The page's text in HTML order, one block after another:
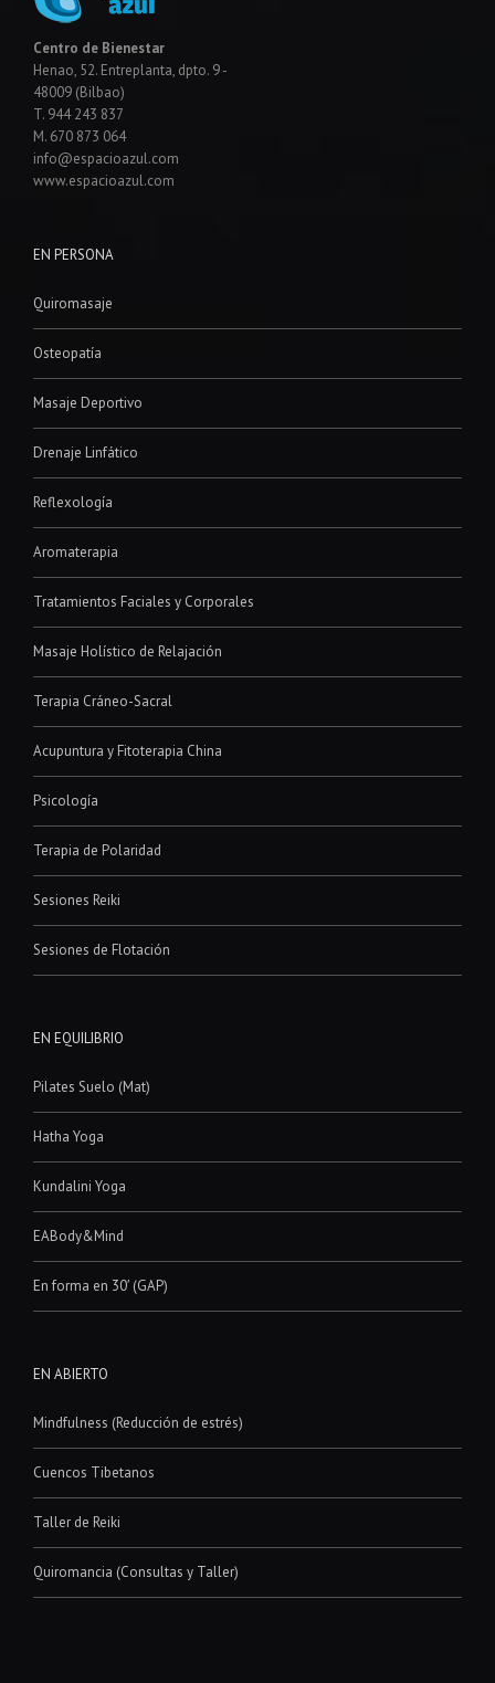
Centro de Bienestar
Henao, 52. Entreplanta, dpto. 9 -
48009 (Bilbao)
T. 944 243 837
M. 670 873 064
info@espacioazul.com
www.espacioazul.com
EN PERSONA
Quiromasaje
Osteopatía
Masaje Deportivo
Drenaje Linfático
Reflexología
Aromaterapia
Tratamientos Faciales y Corporales
Masaje Holístico de Relajación
Terapia Cráneo-Sacral
Acupuntura y Fitoterapia China
Psicología
Terapia de Polaridad
Sesiones Reiki
Sesiones de Flotación
EN EQUILIBRIO
Pilates Suelo (Mat)
Hatha Yoga
Kundalini Yoga
EABody&Mind
En forma en 30′ (GAP)
EN ABIERTO
Mindfulness (Reducción de estrés)
Cuencos Tibetanos
Taller de Reiki
Quiromancia (Consultas y Taller)